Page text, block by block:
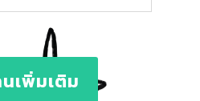
เพิ่มเติม